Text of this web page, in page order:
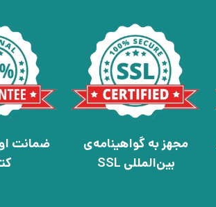
مجهز به گواهینامه‌ی
بین‌المللی SSL
ضمانت